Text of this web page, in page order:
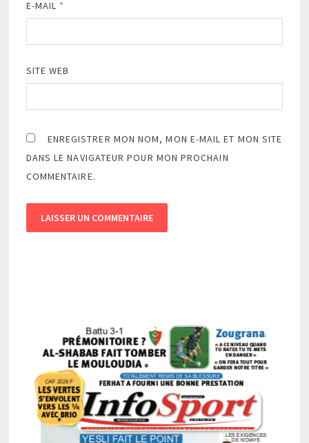
E-MAIL *
SITE WEB
ENREGISTRER MON NOM, MON E-MAIL ET MON SITE
DANS LE NAVIGATEUR POUR MON PROCHAIN
COMMENTAIRE.